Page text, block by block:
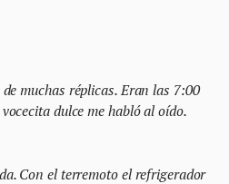
muchas réplicas. Eran las 7:00
dulce me habló al oído.
Con el terremoto el refrigerador